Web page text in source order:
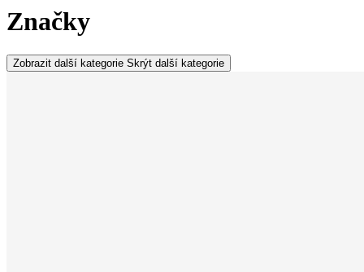
Značky
Zobrazit další kategorie Skrýt další kategorie